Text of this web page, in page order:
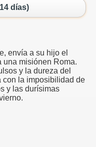
días)
envía a su hijo el
una misiónen Roma.
y la dureza del
con la imposibilidad de
y las durísimas